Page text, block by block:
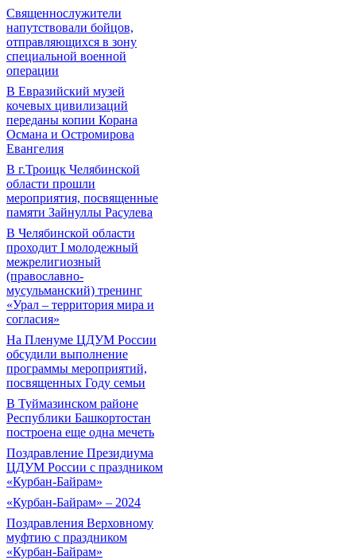
Священнослужители
напутствовали бойцов,
отправляющихся в зону
специальной военной
операции
В Евразийский музей
кочевых цивилизаций
переданы копии Корана
Османа и Остромирова
Евангелия
В г.Троицк Челябинской
области прошли
мероприятия, посвященные
памяти Зайнуллы Расулева
В Челябинской области
проходит I молодежный
межрелигиозный
(православно-
мусульманский) тренинг
«Урал – территория мира и
согласия»
На Пленуме ЦДУМ России
обсудили выполнение
программы мероприятий,
посвященных Году семьи
В Туймазинском районе
Республики Башкортостан
построена еще одна мечеть
Поздравление Президиума
ЦДУМ России с праздником
«Курбан-Байрам»
«Курбан-Байрам» – 2024
Поздравления Верховному
муфтию с праздником
«Курбан-Байрам»